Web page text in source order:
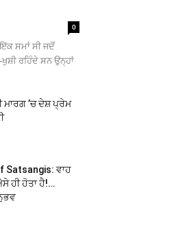
0
ਸਮਾਂ ਸੀ ਜਦੋਂ
ਰਹਿੰਦੇ ਸਨ ਉਨ੍ਹਾਂ
ਮਾਰਗ ’ਚ ਦੇਸ਼ ਪ੍ਰੇਮ
Satsangis: ਵਾਹ
ਹੀ ਹੋਤਾ ਹੈ!…